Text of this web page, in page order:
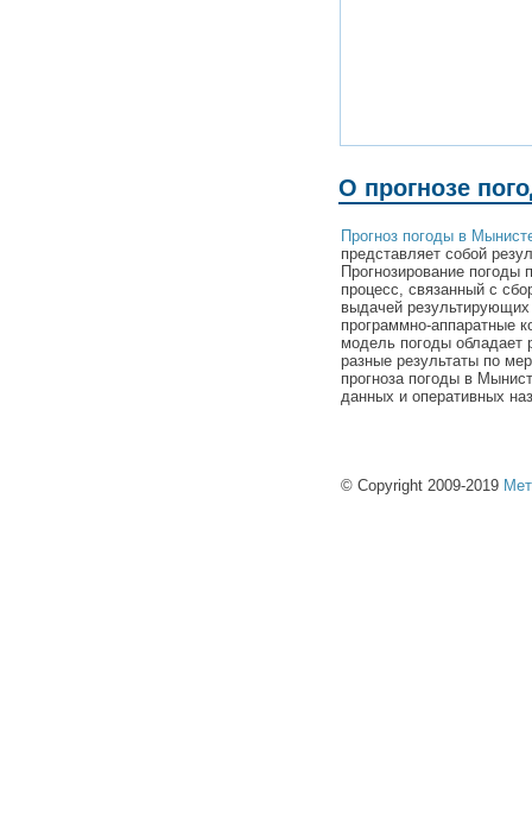
О прогнозе
Прогноз погоды в
представляет собой
Прогнозирование погоды
процесс, связанный с
выдачей
программно-аппаратные
модель погоды обладает
разные результаты по
прогноза погоды в
данных и оперативных
© Copyright 2009-2019